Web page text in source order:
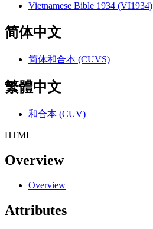
Vietnamese Bible 1934 (VI1934)
简体中文
简体和合本 (CUVS)
繁體中文
和合本 (CUV)
HTML
Overview
Overview
Attributes